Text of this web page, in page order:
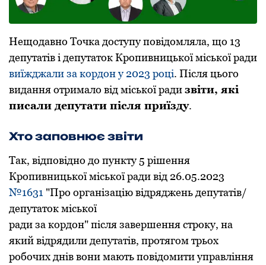
Нещодавно Точка доступу повідомляла, що 13
депутатів і депутаток Кропивницької міської ради
виїжджали за кордон у 2023 році. Після цього
видання отримало від міської радизвіти, які
писали депутати після приїзду.
Хто заповнює звіти
Так, відповідно до пункту 5 рішення
Кропивницької міської ради від 26.05.2023
№1631 "Про організацію відряджень депутатів/
депутаток міської
ради за кордон" після завершення строку, на
який відрядили депутатів, протягом трьох
робочих днів вони мають повідомити управління